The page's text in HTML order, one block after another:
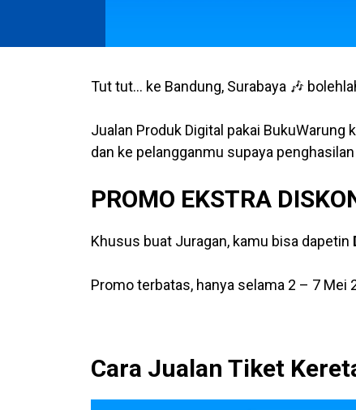
Tut tut… ke Bandung, Surabaya 🎶
Jualan Produk Digital pakai
dan ke pelangganmu supaya
PROMO EKSTRA
Khusus buat Juragan, kamu bisa dapetin
Promo terbatas, hanya selama 2 – 7
Cara Jualan Tiket